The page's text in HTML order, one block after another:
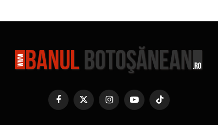
Facebook
X
InstagramYouTubeTikTok